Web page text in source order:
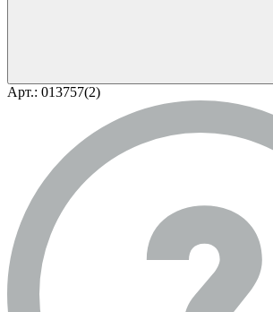
Арт.: 013757(2)